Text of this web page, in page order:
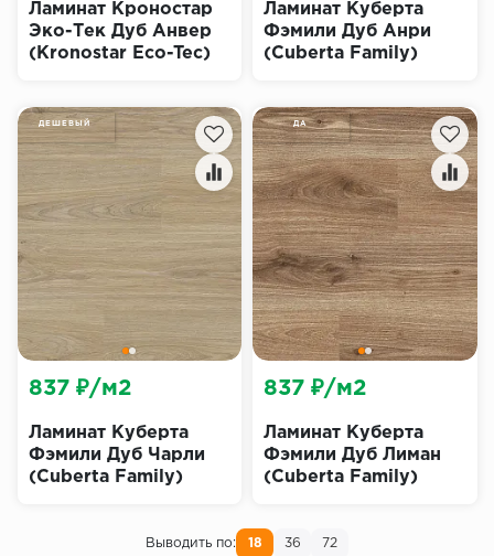
Ламинат Кроностар
Эко-Тек Дуб Анвер
(Kronostar Eco-Tec)
Ламинат Куберта
Фэмили Дуб Анри
(Cuberta Family)
ДЕШЕВЫЙ
Ламинат Куберта
Фэмили Дуб Чарли
(Cuberta Family)
837 ₽/м2
ДА
Ламинат Куберта
Фэмили Дуб Лиман
(Cuberta Family)
837 ₽/м2
Выводить по: 18 36 72